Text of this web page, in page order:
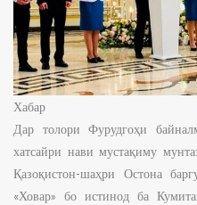
Хабар
Дар толори Фурудгоҳи
хатсайри нави мустақиму
Қазоқистон-шаҳри Остона
«Ховар» бо истинод ба